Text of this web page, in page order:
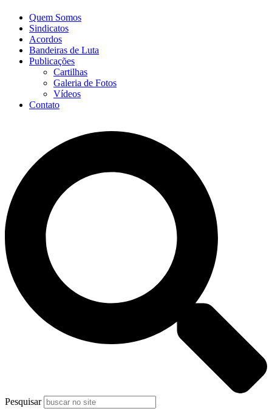
Quem Somos
Sindicatos
Acordos
Bandeiras de Luta
Publicações
Cartilhas
Galeria de Fotos
Vídeos
Contato
Pesquisar